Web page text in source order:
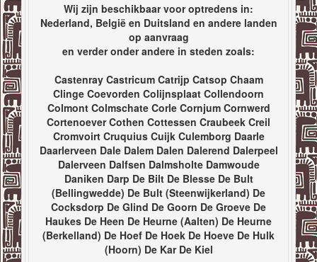
Wij zijn beschikbaar voor optredens in:
Nederland, België en Duitsland en andere landen
op aanvraag
en verder onder andere in steden zoals:
Castenray Castricum Catrijp Catsop Chaam
Clinge Coevorden Colijnsplaat Collendoorn
Colmont Colmschate Corle Cornjum Cornwerd
Cortenoever Cothen Cottessen Craubeek Creil
Cromvoirt Cruquius Cuijk Culemborg Daarle
Daarlerveen Dale Dalem Dalen Dalerend Dalerpeel
Dalerveen Dalfsen Dalmsholte Damwoude
Daniken Darp De Bilt De Blesse De Bult
(Bellingwedde) De Bult (Steenwijkerland) De
Cocksdorp De Glind De Goorn De Groeve De
Haukes De Heen De Heurne (Aalten) De Heurne
(Berkelland) De Hoef De Hoek De Hoeve De Hulk
(Hoorn) De Kar De Kiel